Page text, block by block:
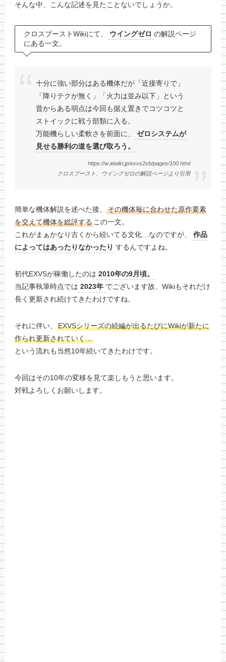
そんな中、こんな記述を見たことないでしょうか。
クロスブーストWikiにて、 ウイングゼロ の解説ページ
にある一文。
十分に強い部分はある機体だが「近接寄りで」
「降りテクが無く」「火力は並み以下」という
昔からある弱点は今回も据え置きでコツコツと
ストイックに戦う部類に入る。
万能機らしい柔軟さを前面に、
ゼロシステムが
見せる勝利の道を選び取ろう。
https://w.atwiki.jp/exvs2xb/pages/100.html
クロスブースト、ウイングゼロの解説ページより引用
簡単な機体解説を述べた後、
その機体毎に合わせた原作要素
を交えて機体を総評するこの一文。
これがまぁかなり古くから続いてる文化…なのですが、
作品
によってはあったりなかったり するんですよね。
初代EXVSが稼働したのは 2010年の9月頃。
当記事執筆時点では 2023年 でございます故、Wikiもそれだけ
長く更新され続けてきたわけですね。
それに伴い、
EXVSシリーズの続編が出るたびにWikiが新たに
作られ更新されていく…
という流れも当然10年続いてきたわけです。
今回はその10年の変移を見て楽しもうと思います。
対戦よろしくお願いします。